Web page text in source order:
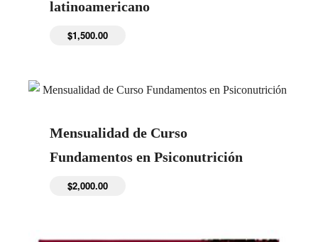
latinoamericano
$1,500.00
Mensualidad de Curso
Fundamentos en Psiconutrición
$2,000.00